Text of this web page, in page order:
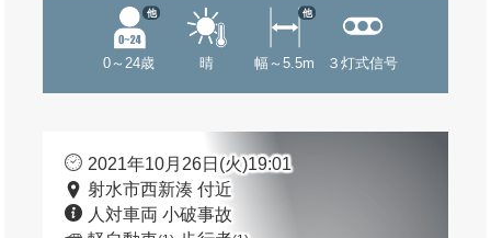
0～24歳
他
晴 幅～5.5m
他
３灯式信号
2021年10月26日(火)19:01
射水市西新湊 付近
人対車両 小破事故